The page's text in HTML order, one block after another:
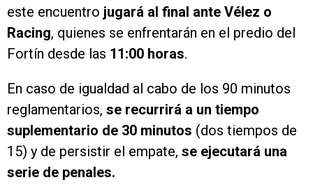
este encuentro jugará al final ante Vélez o
Racing, quienes se enfrentarán en el predio del
Fortín desde las 11:00 horas.
En caso de igualdad al cabo de los 90 minutos
reglamentarios, se recurrirá a un tiempo
suplementario de 30 minutos (dos tiempos de
15) y de persistir el empate, se ejecutará una
serie de penales.